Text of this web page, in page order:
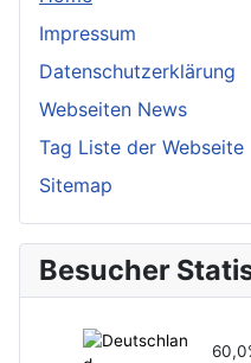
Impressum
Datenschutzerklärung
Webseiten News
Tag Liste der Webseite
Sitemap
Besucher